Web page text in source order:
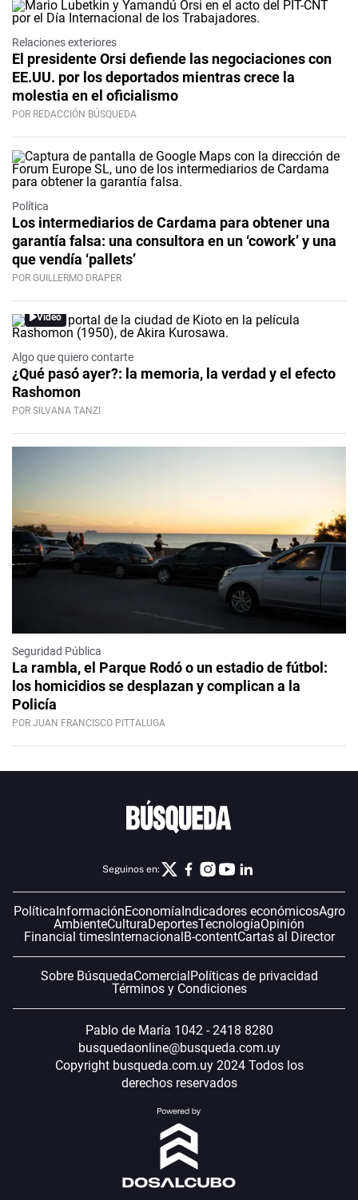
Relaciones exteriores
El presidente Orsi defiende las negociaciones con
EE.UU. por los deportados mientras crece la
molestia en el oficialismo
POR REDACCIÓN BÚSQUEDA
Política
Los intermediarios de Cardama para obtener una
garantía falsa: una consultora en un ‘cowork’ y una
que vendía ‘pallets’
POR GUILLERMO DRAPER
Video
Algo que quiero contarte
¿Qué pasó ayer?: la memoria, la verdad y el efecto
Rashomon
POR SILVANA TANZI
Seguridad Pública
La rambla, el Parque Rodó o un estadio de fútbol:
los homicidios se desplazan y complican a la
Policía
POR JUAN FRANCISCO PITTALUGA
Seguinos en:
PolíticaInformaciónEconomíaIndicadores económicosAgro
AmbienteCulturaDeportesTecnologíaOpinión
Financial timesInternacionalB-contentCartas al Director
Sobre BúsquedaComercialPolíticas de privacidad
Términos y Condiciones
Pablo de María 1042 - 2418 8280
busquedaonline@busqueda.com.uy
Copyright busqueda.com.uy 2024 Todos los
derechos reservados